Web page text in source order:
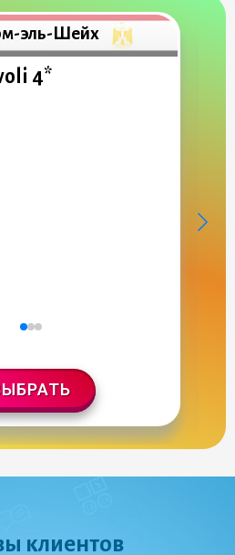
эль-Шейх
4*
клиентов